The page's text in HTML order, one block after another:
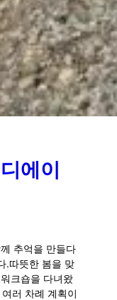
에이
추억을 만들다
.따뜻한 봄을 맞
크숍을 다녀왔
러 차례 계획이